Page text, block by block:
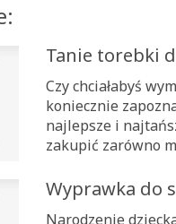
Tanie torebki
Czy chciałabyś
koniecznie
najlepsze i
zakupić zarówno
Wyprawka do
Narodzenie